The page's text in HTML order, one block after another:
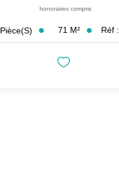
honoraires compris
Pièce(s) 71 M² Réf :